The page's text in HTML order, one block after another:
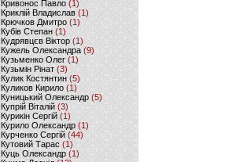
Кривонос Павло (1)
Криклій Владислав (1)
Крючков Дмитро(1)
Кубів Степан(1)
Кудрявцєв Віктор (1)
Кужель Олександра (9)
Кузьменко Олег (1)
Кузьмін Рінат(3)
Кулик Костянтин(5)
Куликов Кирило (1)
Куницький Олександр (5)
Купрій Віталій (3)
Курикін Сергій(1)
Курило Олександр (1)
Курченко Сергій (44)
Кутовий Тарас (1)
Куць Олександр (1)